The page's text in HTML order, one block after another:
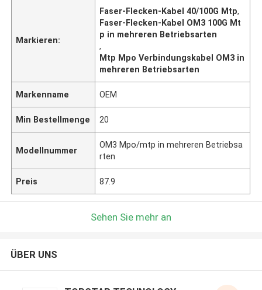
Markieren:
Faser-Flecken-Kabel 40/100G Mtp,
Faser-Flecken-Kabel OM3 100G Mt
p in mehreren Betriebsarten
,
Mtp Mpo Verbindungskabel OM3 in
mehreren Betriebsarten
Markenname OEM
Min Bestellmenge 20
Modellnummer
OM3 Mpo/mtp in mehreren Betriebsa
rten
Preis 87.9
Sehen Sie mehr an
ÜBER UNS